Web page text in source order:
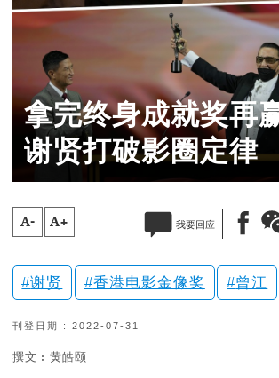
拿完终身成就奖再
谢贤打破影圈定律
A- A+ 我要回应
谢贤 香港电影金像奖 曾江
刊登日期 : 2022-07-31
撰文︰黄皓颐